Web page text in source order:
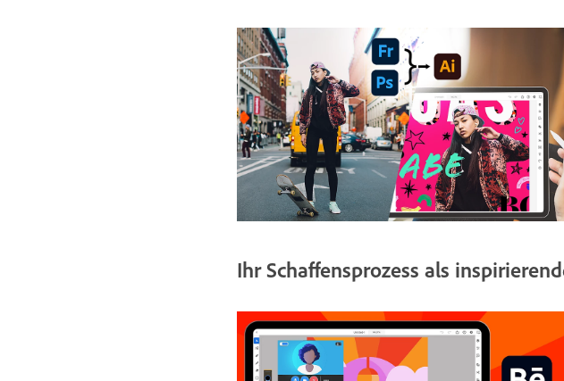
Ihr Schaffensprozess als